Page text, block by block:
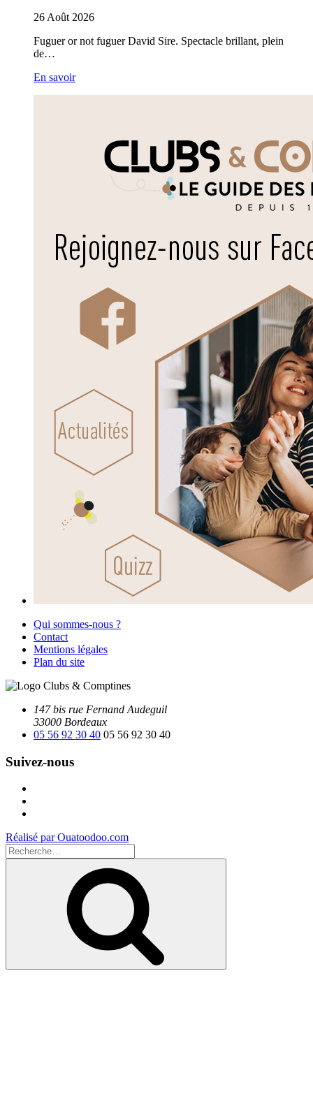
26 Août 2026
Fuguer or not fuguer David Sire. Spectacle brillant, plein
de…
En savoir
Qui sommes-nous ?
Contact
Mentions légales
Plan du site
147 bis rue Fernand Audeguil
33000 Bordeaux
05 56 92 30 40 05 56 92 30 40
Suivez-nous
Réalisé par Ouatoodoo.com
Recherche
pour